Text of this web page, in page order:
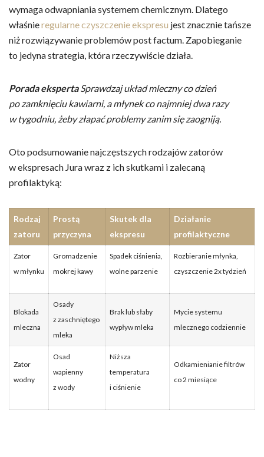
wymaga odwapniania systemem chemicznym. Dlatego
właśnieregularne czyszczenie ekspresu jest znacznie tańsze
niż rozwiązywanie problemów post factum. Zapobieganie
to jedyna strategia, która rzeczywiście działa.
Porada eksperta Sprawdzaj układ mleczny co dzień
po zamknięciu kawiarni, a młynek co najmniej dwa razy
w tygodniu, żeby złapać problemy zanim się zaogniją.
Oto podsumowanie najczęstszych rodzajów zatorów
w ekspresach Jura wraz z ich skutkami i zalecaną
profilaktyką:
Rodzaj
zatoru
Prostą
przyczyna
Skutek dla
ekspresu
Działanie
profilaktyczne
Zator
w młynku
Gromadzenie
mokrej kawy
Spadek ciśnienia,
wolne parzenie
Rozbieranie młynka,
czyszczenie 2x tydzień
Blokada
mleczna
Osady
z zaschniętego
mleka
Brak lub słaby
wypływ mleka
Mycie systemu
mlecznego codziennie
Zator
wodny
Osad
wapienny
z wody
Niższa
temperatura
i ciśnienie
Odkamienianie filtrów
co 2 miesiące